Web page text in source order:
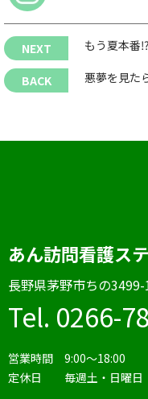
もう夏本番⁉︎
悪夢を見た
あん訪問看護ス
⻑野県茅野市ちの
Tel. 0266-
営業時間 9:00〜18:00
定休日 毎週土・日曜日